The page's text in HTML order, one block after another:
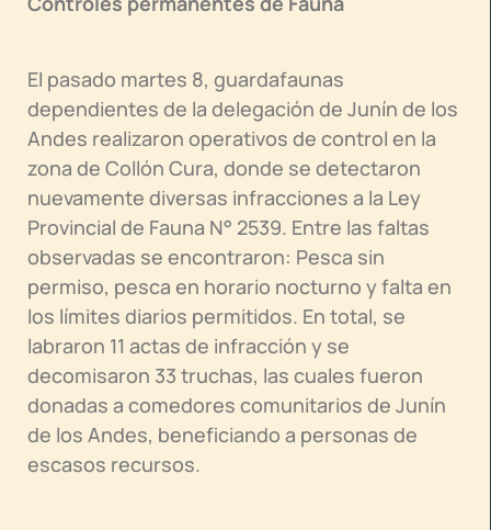
El pasado martes 8, guardafaunas
dependientes de la delegación de Junín de los
Andes realizaron operativos de control en la
zona de Collón Cura, donde se detectaron
nuevamente diversas infracciones a la Ley
Provincial de Fauna N° 2539. Entre las faltas
observadas se encontraron: Pesca sin
permiso, pesca en horario nocturno y falta en
los límites diarios permitidos. En total, se
labraron 11 actas de infracción y se
decomisaron 33 truchas, las cuales fueron
donadas a comedores comunitarios de Junín
de los Andes, beneficiando a personas de
escasos recursos.